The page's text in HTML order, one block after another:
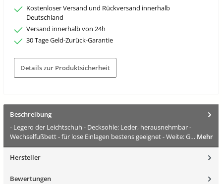
Kostenloser Versand und Rückversand innerhalb
Deutschland
Versand innerhalb von 24h
30 Tage Geld-Zurück-Garantie
Details zur Produktsicherheit
Beschreibung
- Legero der Leichtschuh - Decksohle: Leder, herausnehmbar -
Wechselfußbett - für lose Einlagen bestens geeignet - Weite: G… Mehr
Hersteller
Bewertungen